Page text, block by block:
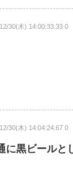
30(木) 14:00:33.33 0
30(木) 14:04:24.67 0
に黒ビールと